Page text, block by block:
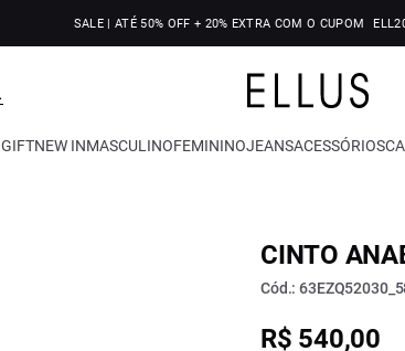
SALE | ATÉ 50% OFF + 20% EXTRA COM O CUPOM
GIFTNEW INMASCULINOFEMININOJEANSACESSÓRIOS
CINTO
Cód.:
R$ 540,00